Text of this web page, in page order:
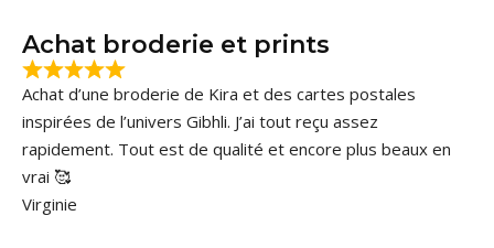
Achat broderie et prints
Achat d’une broderie de Kira et des cartes postales
inspirées de l’univers Gibhli. J’ai tout reçu assez
rapidement. Tout est de qualité et encore plus beaux en
vrai 🥰
Virginie